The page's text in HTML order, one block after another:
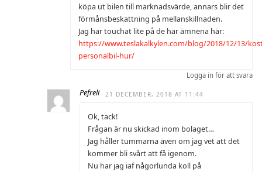
köpa ut bilen till marknadsvärde, annars blir det
förmånsbeskattning på mellanskillnaden.
Jag har touchat lite på de här ämnena här:
https://www.teslakalkylen.com/blog/2018/12/13/
personalbil-hur/
Logga in för att svara
Pefreli 21 DECEMBER, 2018 AT 11:44
Ok, tack!
Frågan är nu skickad inom bolaget…
Jag håller tummarna även om jag vet att det
kommer bli svårt att få igenom.
Nu har jag iaf någorlunda koll på